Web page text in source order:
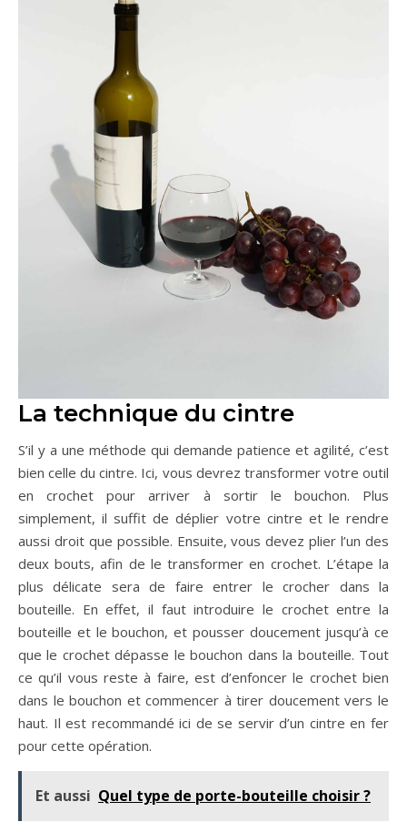
La technique du cintre
S’il y a une méthode qui demande patience et agilité, c’est
bien celle du cintre. Ici, vous devrez transformer votre outil
en crochet pour arriver à sortir le bouchon. Plus
simplement, il suffit de déplier votre cintre et le rendre
aussi droit que possible. Ensuite, vous devez plier l’un des
deux bouts, afin de le transformer en crochet. L’étape la
plus délicate sera de faire entrer le crocher dans la
bouteille. En effet, il faut introduire le crochet entre la
bouteille et le bouchon, et pousser doucement jusqu’à ce
que le crochet dépasse le bouchon dans la bouteille. Tout
ce qu’il vous reste à faire, est d’enfoncer le crochet bien
dans le bouchon et commencer à tirer doucement vers le
haut. Il est recommandé ici de se servir d’un cintre en fer
pour cette opération.
Et aussi Quel type de porte-bouteille choisir ?